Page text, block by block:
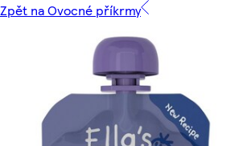
Zpět na Ovocné příkrmy